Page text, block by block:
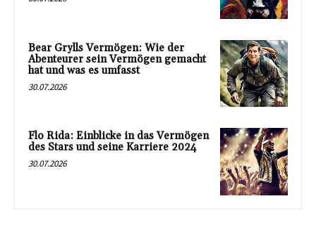
Bear Grylls Vermögen: Wie der
Abenteurer sein Vermögen gemacht
hat und was es umfasst
30.07.2026
Flo Rida: Einblicke in das Vermögen
des Stars und seine Karriere 2024
30.07.2026